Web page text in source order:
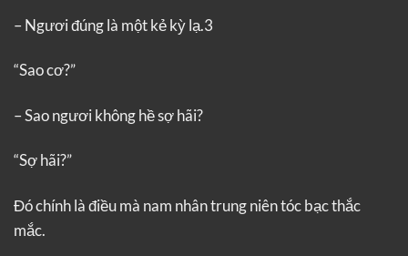
– Ngươi đúng là một kẻ kỳ lạ.3
“Sao cơ?”
– Sao ngươi không hề sợ hãi?
“Sợ hãi?”
Đó chính là điều mà nam nhân trung niên tóc bạc thắc
mắc.